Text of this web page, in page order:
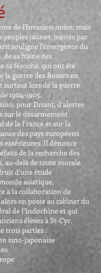
de l'Invasion noire, mais
peuples jaunes, menés par
souligne l'émergence du
de sa haine des
sa férocité, qui ont été
la guerre des Boxers en
surtout lors de la guerre
1904-1905.
pour Driant, d’alerter
sur le désarmement
la France et sur la
des pays européens
extérieures. Il dénonce
de la recherche des
au-delà de toute morale.
d’une étude
asiatique,
à la collaboration de
en poste au cabinet du
de l’Indochine et qui
élèves à St-Cyr.
trois parties :
sino-japonaise